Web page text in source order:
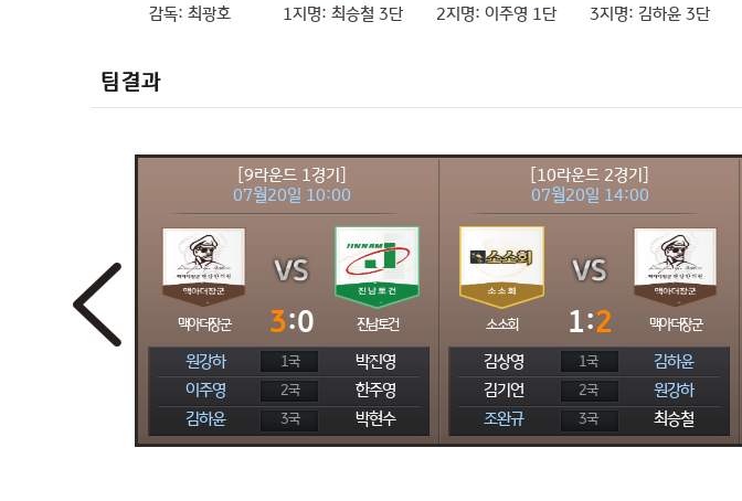
감독: 최광호 1지명: 최승철 3단 2지명: 이주영 1단 3지명: 김하윤 3단
팀결과